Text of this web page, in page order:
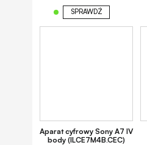
SPRAWDŹ
Aparat cyfrowy Sony A7 IV
body (ILCE7M4B.CEC)